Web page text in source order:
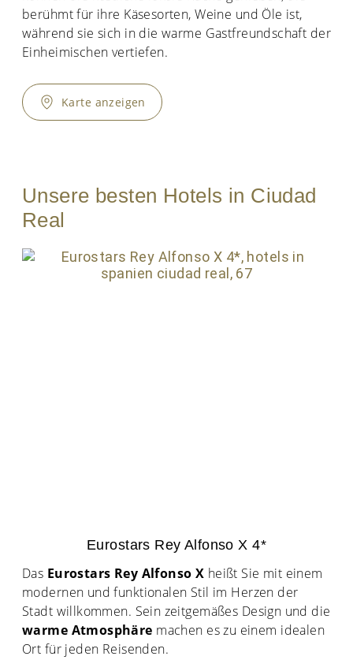
berühmt für ihre Käsesorten, Weine und Öle ist,
während sie sich in die warme Gastfreundschaft der
Einheimischen vertiefen.
Karte anzeigen
Unsere besten Hotels in Ciudad
Real
Eurostars Rey Alfonso X 4*
Das Eurostars Rey Alfonso X heißt Sie mit einem
modernen und funktionalen Stil im Herzen der
Stadt willkommen. Sein zeitgemäßes Design und die
warme Atmosphäre machen es zu einem idealen
Ort für jeden Reisenden.